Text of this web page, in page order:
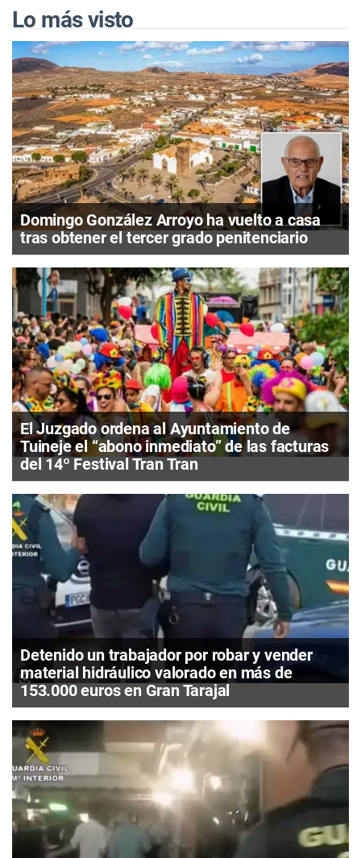
Lo más visto
Domingo González Arroyo ha vuelto a casa
tras obtener el tercer grado penitenciario
El Juzgado ordena al Ayuntamiento de
Tuineje el “abono inmediato” de las facturas
del 14º Festival Tran Tran
Detenido un trabajador por robar y vender
material hidráulico valorado en más de
153.000 euros en Gran Tarajal